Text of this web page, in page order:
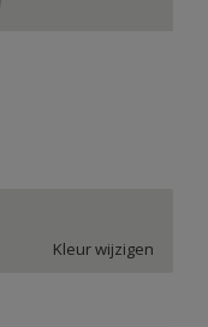
Kleur wijzigen